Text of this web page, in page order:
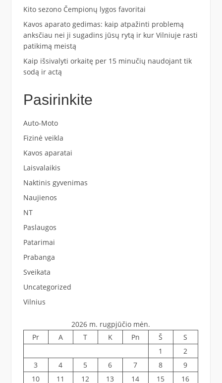
Kito sezono Čempionų lygos favoritai
Kavos aparato gedimas: kaip atpažinti problemą
anksčiau nei ji sugadins jūsų rytą ir kur Vilniuje rasti
patikimą meistą
Kaip išsivalyti orkaitę per 15 minučių naudojant tik
sodą ir actą
Pasirinkite
Auto-Moto
Fizinė veikla
Kavos aparatai
Laisvalaikis
Naktinis gyvenimas
Naujienos
NT
Paslaugos
Patarimai
Prabanga
Sveikata
Uncategorized
Vilnius
2026 m. rugpjūčio mėn.
Pr
A T K Pn Š
S
1
2
3
4 5 6 7 8
9
10
11 12 13 14 15 16